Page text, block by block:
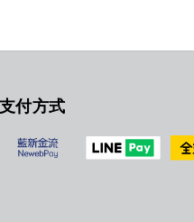
支付方式